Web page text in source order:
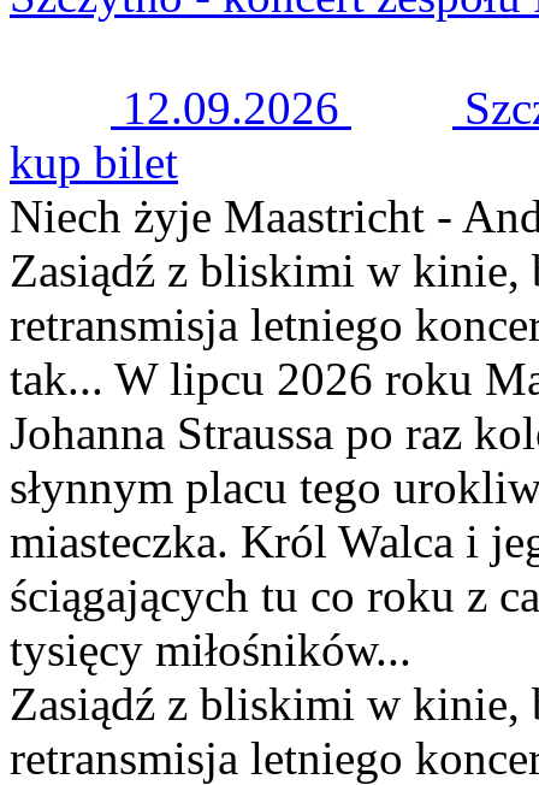
12.09.2026
kup bilet
Niech żyje Maastricht -
Zasiądź z bliskimi w kinie,
retransmisja letniego
tak... W lipcu 2026 roku
Johanna Straussa po raz
słynnym placu tego
miasteczka. Król Walca i
ściągających tu co roku z
tysięcy miłośników...
Zasiądź z bliskimi w kinie,
retransmisja letniego